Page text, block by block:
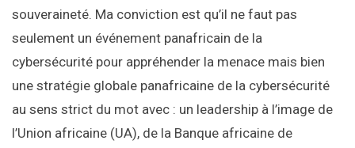
souveraineté. Ma conviction est qu’il ne faut pas
seulement un événement panafricain de la
cybersécurité pour appréhender la menace mais bien
une stratégie globale panafricaine de la cybersécurité
au sens strict du mot avec : un leadership à l’image de
l’Union africaine (UA), de la Banque africaine de